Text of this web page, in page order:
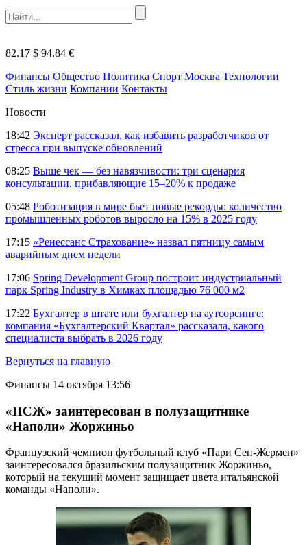
82.17 $ 94.84 €
Финансы Общество Политика Спорт Москва Технологии
Стиль жизни Компании Контакты
Новости
18:42 Эксперт рассказал, как избавить разработчиков от
стресса при выпуске обновлений
08:25 Выше чек — без навязчивости: три сценария
консультации, прибавляющие 15–20% к продаже
05:48 Роботизация в мире бьет новые рекорды: количество
промышленных роботов выросло на 15% в 2025 году
17:15 «Ренессанс Страхование» назвал пятницу самым
аварийным днем недели
17:06 Spring Development Group построит индустриальный
парк Spring Industry в Химках площадью 76 000 м2
17:22 Бухгалтер в штате или бухгалтер на аутсорсинге:
компания «Бухгалтерский Квартал» рассказала, какого
специалиста выбрать в 2026 году
Вернуться на главную
Финансы 14 октября 13:56
«ПСЖ» заинтересован в полузащитнике
«Наполи» Жоржиньо
Французский чемпион футбольный клуб «Пари Сен-Жермен»
заинтересовался бразильским полузащитник Жоржиньо,
который на текущий момент защищает цвета итальянской
команды «Наполи».